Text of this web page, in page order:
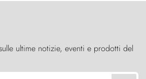
ultime notizie, eventi e prodotti del